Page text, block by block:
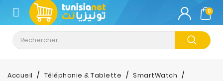
CATÉGORIE
Climatisation
Informatique
0
Accueil Téléphonie & Tablette
SmartWatch